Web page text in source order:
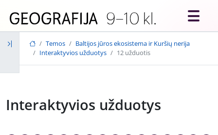
Temos
Baltijos jūros ekosistema ir Kuršių nerija
Interaktyvios užduotys
12 užduotis
Interaktyvios užduotys